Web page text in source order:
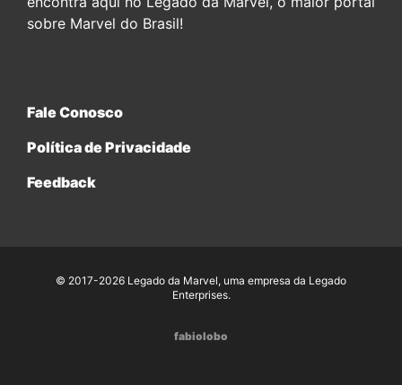
sobre Marvel do Brasil!
Fale Conosco
Política de Privacidade
Feedback
© 2017-2026 Legado da Marvel, uma empresa da Legado
Enterprises.
fabiolobo